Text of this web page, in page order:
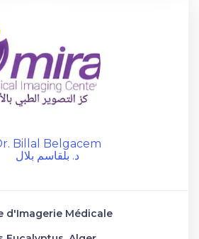
Billal Belgacem
د. بلقاسم بلال
d'Imagerie Médicale